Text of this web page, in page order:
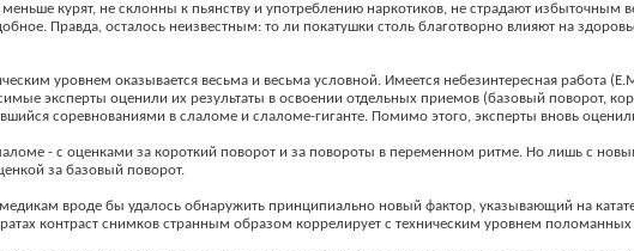
курят, не склонны к пьянству и употреблению наркотиков, не страдают
Правда, осталось неизвестным: то ли покатушки столь благотворно влияют на
уровнем оказывается весьма и весьма условной. Имеется небезинтересная работа
эксперты оценили их результаты в освоении отдельных приемов (базовый поворот,
соревнованиями в слаломе и слаломе-гиганте. Помимо этого, эксперты вновь
- с оценками за короткий поворот и за повороты в переменном ритме. Но лишь с
за базовый поворот.
вроде бы удалось обнаружить принципиально новый фактор, указывающий на
контраст снимков странным образом коррелирует с техническим уровнем